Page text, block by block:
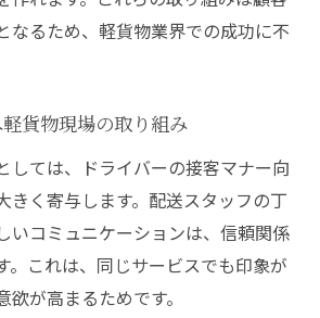
なるため、軽貨物業界での成功に不
貨物現場の取り組み
しては、ドライバーの接客マナー向
きく寄与します。配送スタッフの丁
いコミュニケーションは、信頼関係
。これは、同じサービスでも印象が
が高まるためです。